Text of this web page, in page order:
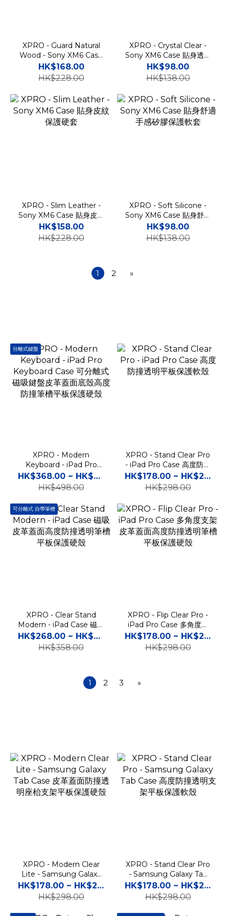
XPRO - Guard Natural
Wood - Sony XM6 Case
防撞天然木保護套
HK$168.00
HK$228.00
XPRO - Crystal Clear -
Sony XM6 Case 貼身透明
保護軟套
HK$98.00
HK$138.00
XPRO - Slim Leather -
Sony XM6 Case 貼身皮紋
保護硬套
HK$158.00
HK$228.00
XPRO - Soft Silicone -
Sony XM6 Case 貼身舒適
手感矽膠保護軟套
HK$98.00
HK$138.00
1 2 »
分離式鍵盤
XPRO - Modern
Keyboard - iPad Pro
Keyboard Case 可分離式
磁吸鍵盤皮革蓋面底殼高度
防撞筆槽平板保護硬殼
HK$368.00 ~ HK$428.00
HK$498.00
XPRO - Stand Clear Pro
- iPad Pro Case 高度防撞
透明平板保護軟殼
HK$178.00 ~ HK$228.00
HK$298.00
可分離式 自帶筆槽
XPRO - Clear Stand
Modern - iPad Case 磁吸
皮革蓋面高度防撞透明筆槽
平板保護硬殼
HK$268.00 ~ HK$298.00
HK$358.00
XPRO - Flip Clear Pro -
iPad Pro Case 多角度支
架皮革蓋面高度防撞透明筆
槽平板保護硬殼
HK$178.00 ~ HK$228.00
HK$298.00
1 2 3 »
XPRO - Modern Clear
Lite - Samsung Galaxy
Tab Case 皮革蓋面防撞透
明座枱支架平板保護硬殼
HK$178.00 ~ HK$228.00
HK$298.00
XPRO - Stand Clear Pro
- Samsung Galaxy Tab
Case 高度防撞透明支架平
板保護軟殼
HK$178.00 ~ HK$228.00
HK$298.00